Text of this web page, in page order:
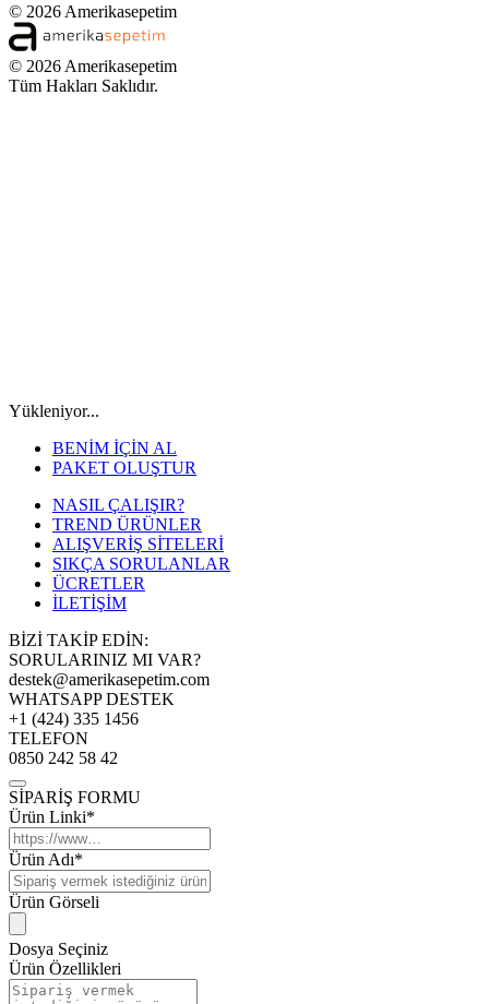
© 2026 Amerikasepetim
© 2026 Amerikasepetim
Tüm Hakları Saklıdır.
Yükleniyor...
BENİM İÇİN AL
PAKET OLUŞTUR
NASIL ÇALIŞIR?
TREND ÜRÜNLER
ALIŞVERİŞ SİTELERİ
SIKÇA SORULANLAR
ÜCRETLER
İLETİŞİM
BİZİ TAKİP EDİN:
SORULARINIZ MI VAR?
destek@amerikasepetim.com
WHATSAPP DESTEK
+1 (424) 335 1456
TELEFON
0850 242 58 42
SİPARİŞ FORMU
Ürün Linki*
Ürün Adı*
Ürün Görseli
Dosya Seçiniz
Ürün Özellikleri